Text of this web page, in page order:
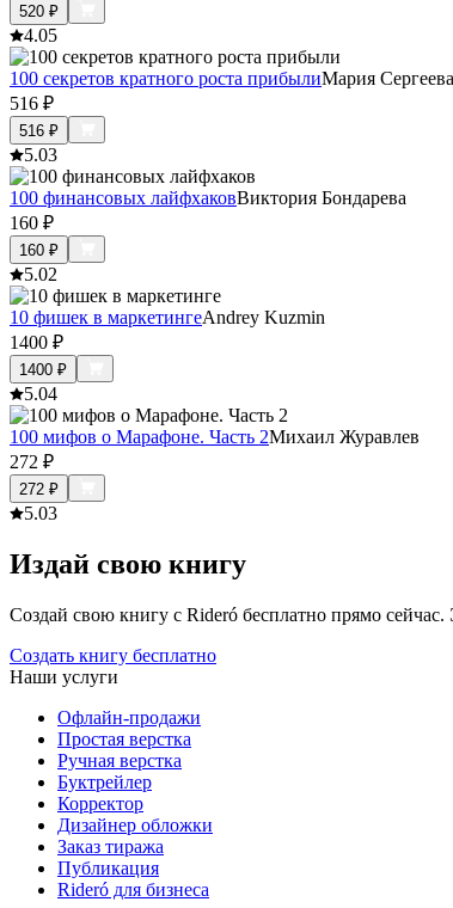
520 ₽
4.05
100 секретов кратного роста прибылиМария Сергеева
516 ₽
516 ₽
5.03
100 финансовых лайфхаковВиктория Бондарева
160 ₽
160 ₽
5.02
10 фишек в маркетингеAndrey Kuzmin
1400 ₽
1400 ₽
5.04
100 мифов о Марафоне. Часть 2Михаил Журавлев
272 ₽
272 ₽
5.03
Издай свою книгу
Создай свою книгу с Rideró бесплатно прямо сейчас.
Создать книгу бесплатно
Наши услуги
Офлайн-продажи
Простая верстка
Ручная верстка
Буктрейлер
Корректор
Дизайнер обложки
Заказ тиража
Публикация
Rideró для бизнеса